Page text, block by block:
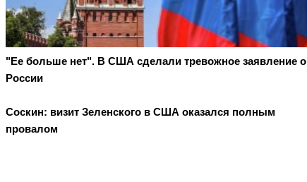
"Ее больше нет". В США сделали тревожное заявление о
России
Соскин: визит Зеленского в США оказался полным
провалом